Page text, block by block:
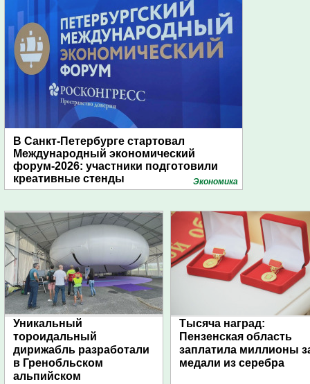
В Санкт-Петербурге стартовал
Международный экономический
форум-2026: участники подготовили
креативные стенды
Экономика
Уникальный
тороидальный
дирижабль разработали
в Гренобльском
альпийском
Тысяча наград:
Пензенская область
заплатила миллионы
медали из серебра